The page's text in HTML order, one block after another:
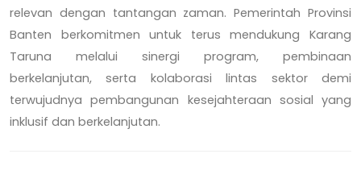
relevan dengan tantangan zaman. Pemerintah Provinsi
Banten berkomitmen untuk terus mendukung Karang
Taruna melalui sinergi program, pembinaan
berkelanjutan, serta kolaborasi lintas sektor demi
terwujudnya pembangunan kesejahteraan sosial yang
inklusif dan berkelanjutan.